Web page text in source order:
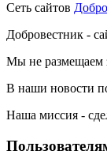
Сеть сайтов
Добровестник -
Мы не размещаем
В наши новости
Наша миссия -